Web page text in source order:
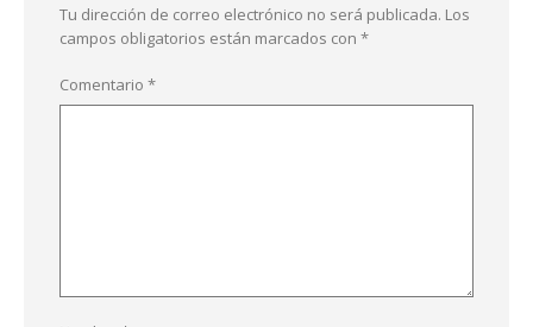
Tu dirección de correo electrónico no será publicada. Los
campos obligatorios están marcados con *
Comentario *